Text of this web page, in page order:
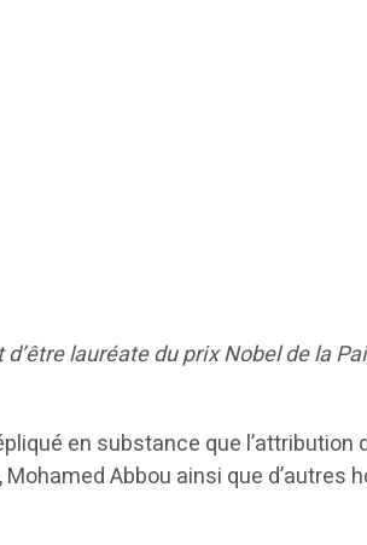
lauréate du prix Nobel de la
en substance que
Abbou ainsi que